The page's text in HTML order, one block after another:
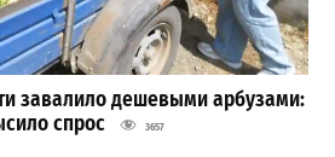
завалило дешевыми арбузами:
спрос
3657